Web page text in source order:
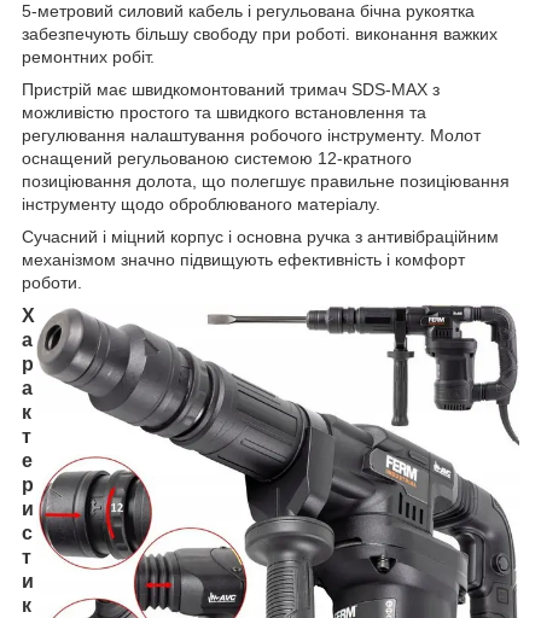
5-метровий силовий кабель і регульована бічна рукоятка
забезпечують більшу свободу при роботі. виконання важких
ремонтних робіт.
Пристрій має швидкомонтований тримач SDS-MAX з
можливістю простого та швидкого встановлення та
регулювання налаштування робочого інструменту. Молот
оснащений регульованою системою 12-кратного
позиціювання долота, що полегшує правильне позиціювання
інструменту щодо оброблюваного матеріалу.
Сучасний і міцний корпус і основна ручка з антивібраційним
механізмом значно підвищують ефективність і комфорт
роботи.
Х
а
р
а
к
т
е
р
и
с
т
и
к